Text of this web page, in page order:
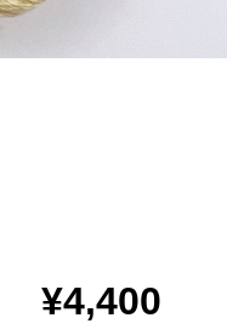
¥4,400